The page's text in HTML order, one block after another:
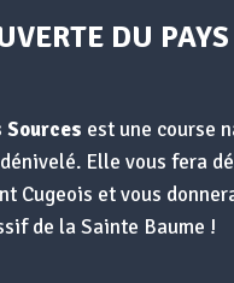
DU
Sources est une course
Elle vous fera
Cugeois et vous
de la Sainte Baume !